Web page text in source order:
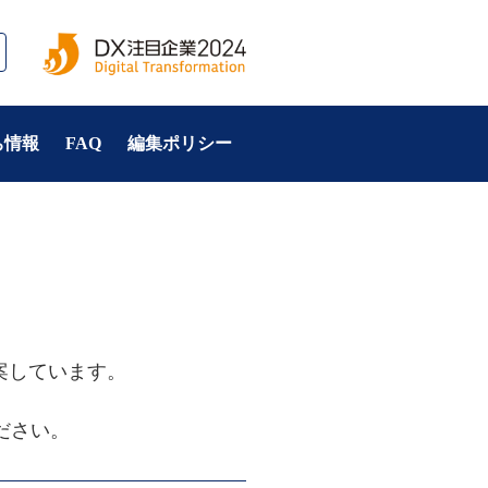
情報 FAQ 編集ポリシー
ています。
い。